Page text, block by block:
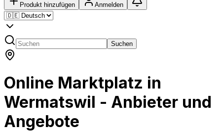
Produkt hinzufügen Anmelden
Suchen
Online Marktplatz in
Wermatswil - Anbieter und
Angebote